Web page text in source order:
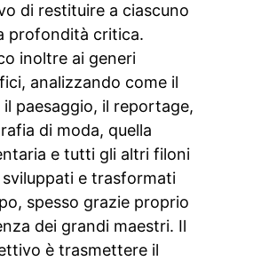
di restituire a ciascuno
profondità critica.
inoltre ai generi
analizzando come il
paesaggio, il reportage,
di moda, quella
e tutti gli altri filoni
sviluppati e trasformati
spesso grazie proprio
dei grandi maestri. Il
è trasmettere il